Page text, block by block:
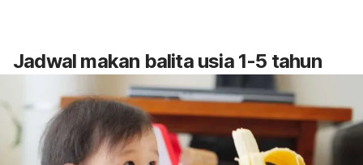
Jadwal makan balita usia 1-5 tahun